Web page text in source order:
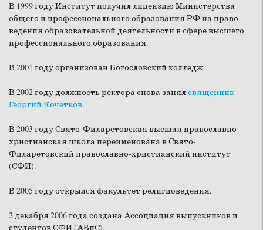
В 1999 году Институт получил лицензию Министерства
общего и профессионального образования РФ на право
ведения образовательной деятельности в сфере высшего
профессионального образования.
В 2001 году организован Богословский колледж.
В 2002 году должность ректора снова занялсвященник
Георгий Кочетков.
В 2003 году Свято-Филаретовская высшая православно-
христианская школа переименована в Свято-
Филаретовский православно-христианский институт
(СФИ).
В 2005 году открылся факультет религиоведения.
2 декабря 2006 года создана Ассоциация выпускников и